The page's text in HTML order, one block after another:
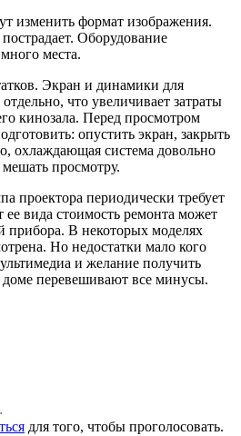
изменить формат изображения.
Оборудование
места.
Экран и динамики для
что увеличивает затраты
кинозала. Перед просмотром
опустить экран, закрыть
охлаждающая система довольно
просмотру.
проектора периодически требует
вида стоимость ремонта может
прибора. В некоторых моделях
Но недостатки мало кого
и желание получить
доме перевешивают все минусы.
для того, чтобы проголосовать.